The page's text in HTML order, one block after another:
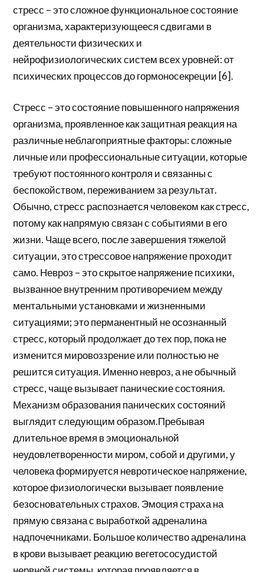
стресс – это сложное функциональное состояние
организма, характеризующееся сдвигами в
деятельности физических и
нейрофизиологических систем всех уровней: от
психических процессов до гормоносекреции [6].
Стресс – это состояние повышенного напряжения
организма, проявленное как защитная реакция на
различные неблагоприятные факторы: сложные
личные или профессиональные ситуации, которые
требуют постоянного контроля и связанны с
беспокойством, переживанием за результат.
Обычно, стресс распознается человеком как стресс,
потому как напрямую связан с событиями в его
жизни. Чаще всего, после завершения тяжелой
ситуации, это стрессовое напряжение проходит
само. Невроз – это скрытое напряжение психики,
вызванное внутренним противоречием между
ментальными установками и жизненными
ситуациями; это перманентный не осознанный
стресс, который продолжает до тех пор, пока не
изменится мировоззрение или полностью не
решится ситуация. Именно невроз, а не обычный
стресс, чаще вызывает панические состояния.
Механизм образования панических состояний
выглядит следующим образом.Пребывая
длительное время в эмоциональной
неудовлетворенности миром, собой и другими, у
человека формируется невротическое напряжение,
которое физиологически вызывает появление
безосновательных страхов. Эмоция страха на
прямую связана с выработкой адреналина
надпочечниками. Большое количество адреналина
в крови вызывает реакцию вегетососудистой